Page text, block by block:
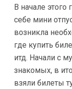
В начале
себе мини
возникла
где купить
итд. Начали с
знакомых, в
взяли билеты